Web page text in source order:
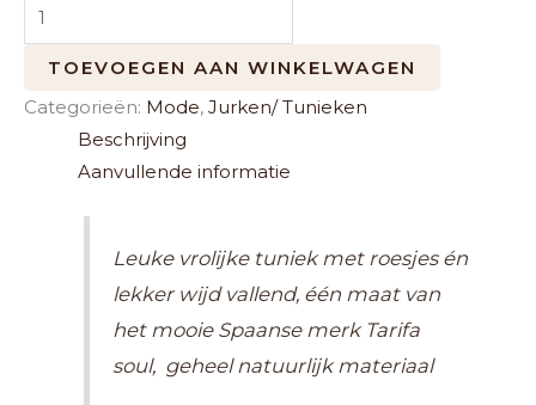
TOEVOEGEN AAN WINKELWAGEN
Categorieën: Mode, Jurken/ Tunieken
Beschrijving
Aanvullende informatie
Leuke vrolijke tuniek met roesjes én
lekker wijd vallend, één maat van
het mooie Spaanse merk Tarifa
soul, geheel natuurlijk materiaal